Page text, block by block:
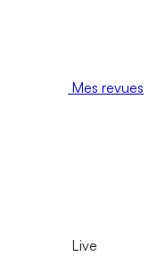
Mes revues
Live